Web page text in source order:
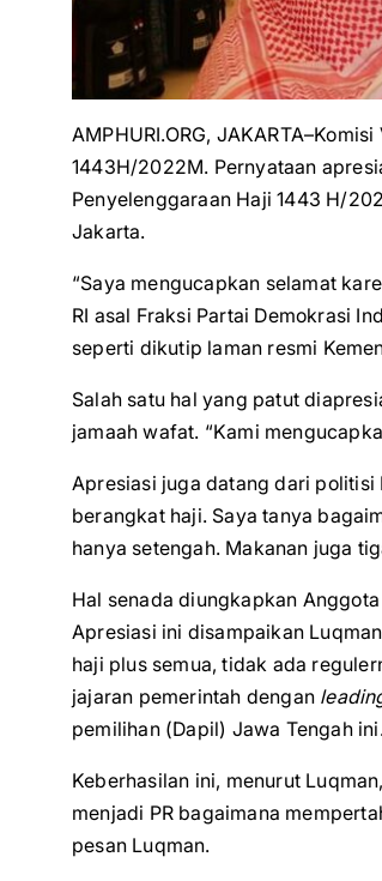
AMPHURI.ORG,
1443H/2022M. Pernyataan
Penyelenggaraan Haji 1443 H/
Jakarta.
“Saya mengucapkan selamat
RI asal Fraksi Partai Demokrasi
seperti dikutip laman resmi
Salah satu hal yang patut
jamaah wafat. “Kami
Apresiasi juga datang dari politisi
berangkat haji. Saya tanya
hanya setengah. Makanan juga
Hal senada diungkapkan
Apresiasi ini disampaikan
haji plus semua, tidak ada
jajaran pemerintah dengan
pemilihan (Dapil) Jawa Tengah
Keberhasilan ini, menurut
menjadi PR bagaimana
pesan Luqman.